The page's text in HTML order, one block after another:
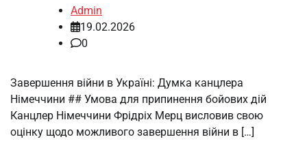
Admin
19.02.2026
0
Завершення війни в Україні: Думка канцлера
Німеччини ## Умова для припинення бойових дій
Канцлер Німеччини Фрідріх Мерц висловив свою
оцінку щодо можливого завершення війни в […]